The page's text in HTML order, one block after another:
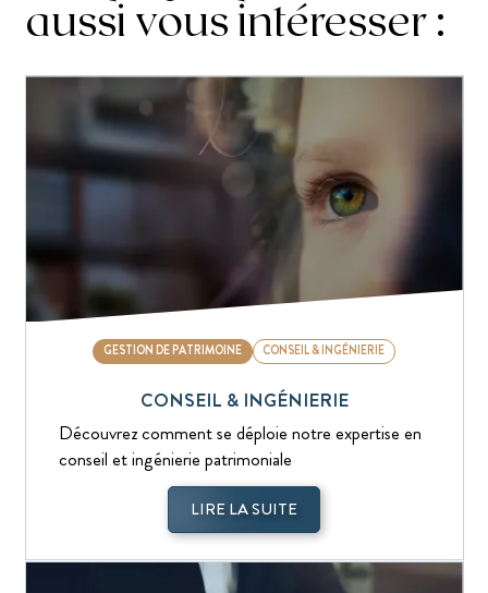
aussi vous intéresser :
CONSEIL & INGÉNIERIE
GESTION DE PATRIMOINE
CONSEIL & INGÉNIERIE
Découvrez comment se déploie notre expertise en
conseil et ingénierie patrimoniale
LIRE LA SUITE